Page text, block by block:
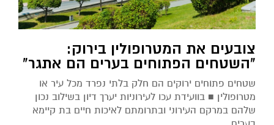
צובעים את המטרופולין בירוק:
"השטחים הפתוחים בערים הם אתגר"
שטחים פתוחים ירוקים הם חלק בלתי נפרד מכל עיר או
מטרופולין ■ בוועידת עכו לעירוניות יערך דיון בשילוב נכון
שלהם במרקם העירוני ובתרומתם לאיכות חיים בת קיימא